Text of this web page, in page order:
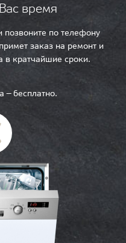
время
позвоните по телефону
заказ на ремонт и
в кратчайшие сроки.
— бесплатно.